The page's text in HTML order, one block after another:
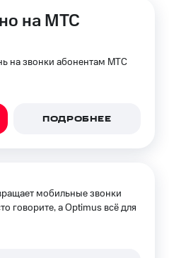
на МТС
на звонки абонентам МТС
ПОДРОБНЕЕ
мобильные звонки
говорите, а Optimus всё для